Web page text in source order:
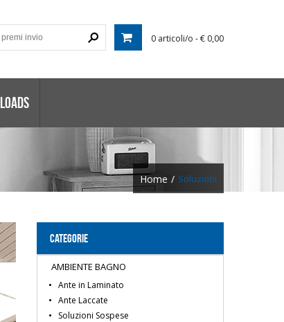
0 articoli/o - € 0,00
Home / Soluzioni
CATEGORIE
AMBIENTE BAGNO
Ante in Laminato
Ante Laccate
Soluzioni Sospese